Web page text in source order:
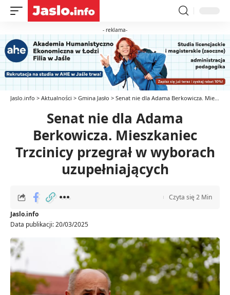
- reklama-
Jaslo.info > Aktualności > Gmina Jasło > Senat nie dla Adama Berkowicza. Mieszkaniec Trzcinicy przegrał w wyborach uzupełniających
Senat nie dla Adama
Berkowicza. Mieszkaniec
Trzcinicy przegrał w wyborach
uzupełniających
Data publikacji: 20/03/2025
Jaslo.info
Czyta się 2 Min